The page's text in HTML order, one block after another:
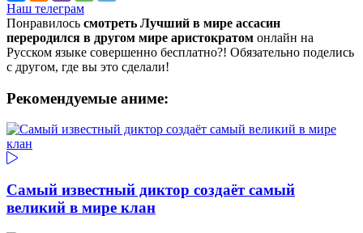
Наш телеграм
Понравилось смотреть Лучший в мире ассасин
переродился в другом мире аристократом онлайн на
Русском языке совершенно бесплатно?! Обязательно поделись
с другом, где вы это сделали!
Рекомендуемые аниме:
Самый известный диктор создаёт самый
великий в мире клан